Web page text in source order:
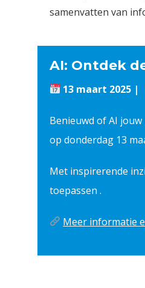
samenvatten van
AI: Ontdek
13 maart 2025 |
Benieuwd of AI
op donderdag 13
Met inspirerende
toepassen .
Meer informatie